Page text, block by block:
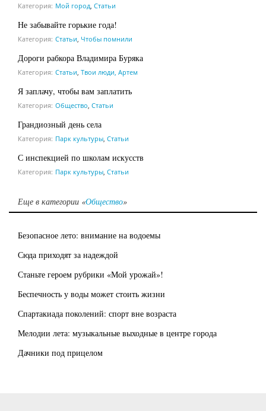
Категория: Мой город Статьи
Не забывайте горькие года!
Категория: Статьи Чтобы помнили
Дороги рабкора Владимира Буряка
Категория: Статьи Твои люди, Артем
Я заплачу, чтобы вам заплатить
Категория: Общество Статьи
Грандиозный день села
Категория: Парк культуры Статьи
С инспекцией по школам искусств
Категория: Парк культуры Статьи
Еще в категории «Общество»
Безопасное лето: внимание на водоемы
Сюда приходят за надеждой
Станьте героем рубрики «Мой урожай»!
Беспечность у воды может стоить жизни
Спартакиада поколений: спорт вне возраста
Мелодии лета: музыкальные выходные в центре города
Дачники под прицелом